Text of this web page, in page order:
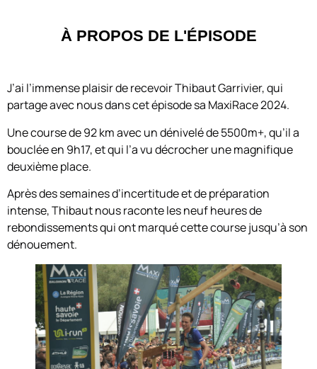
À PROPOS DE L'ÉPISODE
J’ai l’immense plaisir de recevoir Thibaut Garrivier, qui
partage avec nous dans cet épisode sa MaxiRace 2024.
Une course de 92 km avec un dénivelé de 5500m+, qu’il a
bouclée en 9h17, et qui l’a vu décrocher une magnifique
deuxième place.
Après des semaines d’incertitude et de préparation
intense, Thibaut nous raconte les neuf heures de
rebondissements qui ont marqué cette course jusqu’à son
dénouement.